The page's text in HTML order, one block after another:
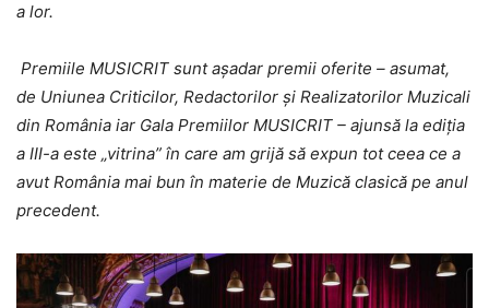
a lor.
Premiile MUSICRIT sunt așadar premii oferite – asumat,
de Uniunea Criticilor, Redactorilor și Realizatorilor Muzicali
din România iar Gala Premiilor MUSICRIT – ajunsă la ediția
a III-a este „vitrina” în care am grijă să expun tot ceea ce a
avut România mai bun în materie de Muzică clasică pe anul
precedent.